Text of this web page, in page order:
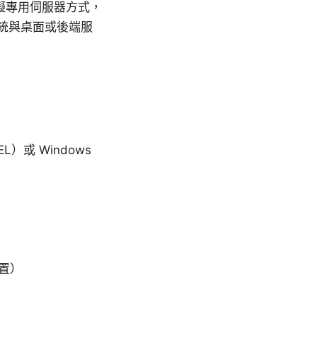
用伺服器方式，
與桌面或後端服
）或 Windows
）